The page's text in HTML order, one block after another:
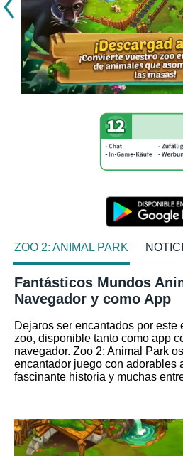
ZOO 2: ANIMAL PARK
Fantásticos Mundos
Navegador y como App
Dejaros ser encantados por este
zoo, disponible tanto como app
navegador. Zoo 2: Animal Park
encantador juego con adorables
fascinante historia y muchas